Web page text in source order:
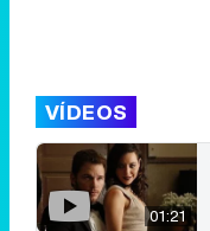
VÍDEOS
01:21